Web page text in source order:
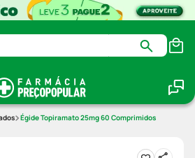
Égide Topiramato 25mg 60 Comprimidos